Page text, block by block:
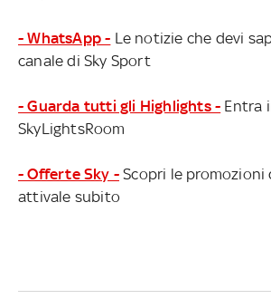
- WhatsApp - Le notizie che devi
canale di Sky Sport
- Guarda tutti gli Highlights - Entra
SkyLightsRoom
- Offerte Sky - Scopri le
attivale subito